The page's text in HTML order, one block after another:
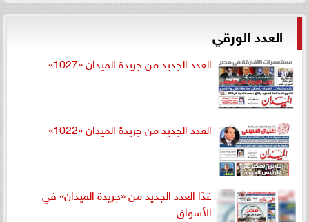
العدد الورقي
العدد الجديد من جريدة الميدان «1027»
العدد الجديد من جريدة الميدان «1022»
غدًا العدد الجديد من «جريدة الميدان» في
الأسواق